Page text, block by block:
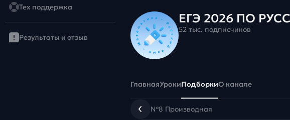
Тех поддержка
Результаты и отзыв
ЕГЭ 2026 ПО
52 тыс. подписчиков
ГлавнаяУрокиПодборкиО канале
№8 Производная